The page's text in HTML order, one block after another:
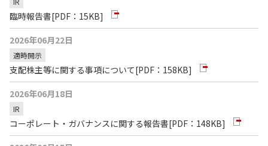
臨時報告書[PDF：15KB]
2026年06月22日
適時開示
支配株主等に関する事項について[PDF：158KB]
2026年06月18日
IR
コーポレート・ガバナンスに関する報告書[PDF：148KB]